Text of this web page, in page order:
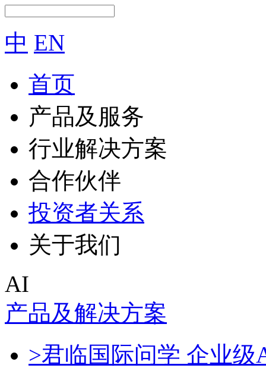
中 EN
首页
产品及服务
行业解决方案
合作伙伴
投资者关系
关于我们
AI
产品及解决方案
>君临国际问学 企业级